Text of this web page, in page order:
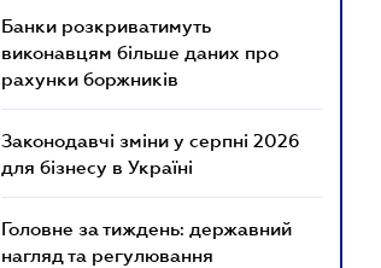
Банки розкриватимуть
виконавцям більше даних про
рахунки боржників
Законодавчі зміни у серпні 2026
для бізнесу в Україні
Головне за тиждень: державний
нагляд та регулювання